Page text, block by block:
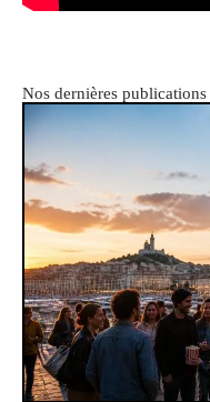
Nos dernières publications